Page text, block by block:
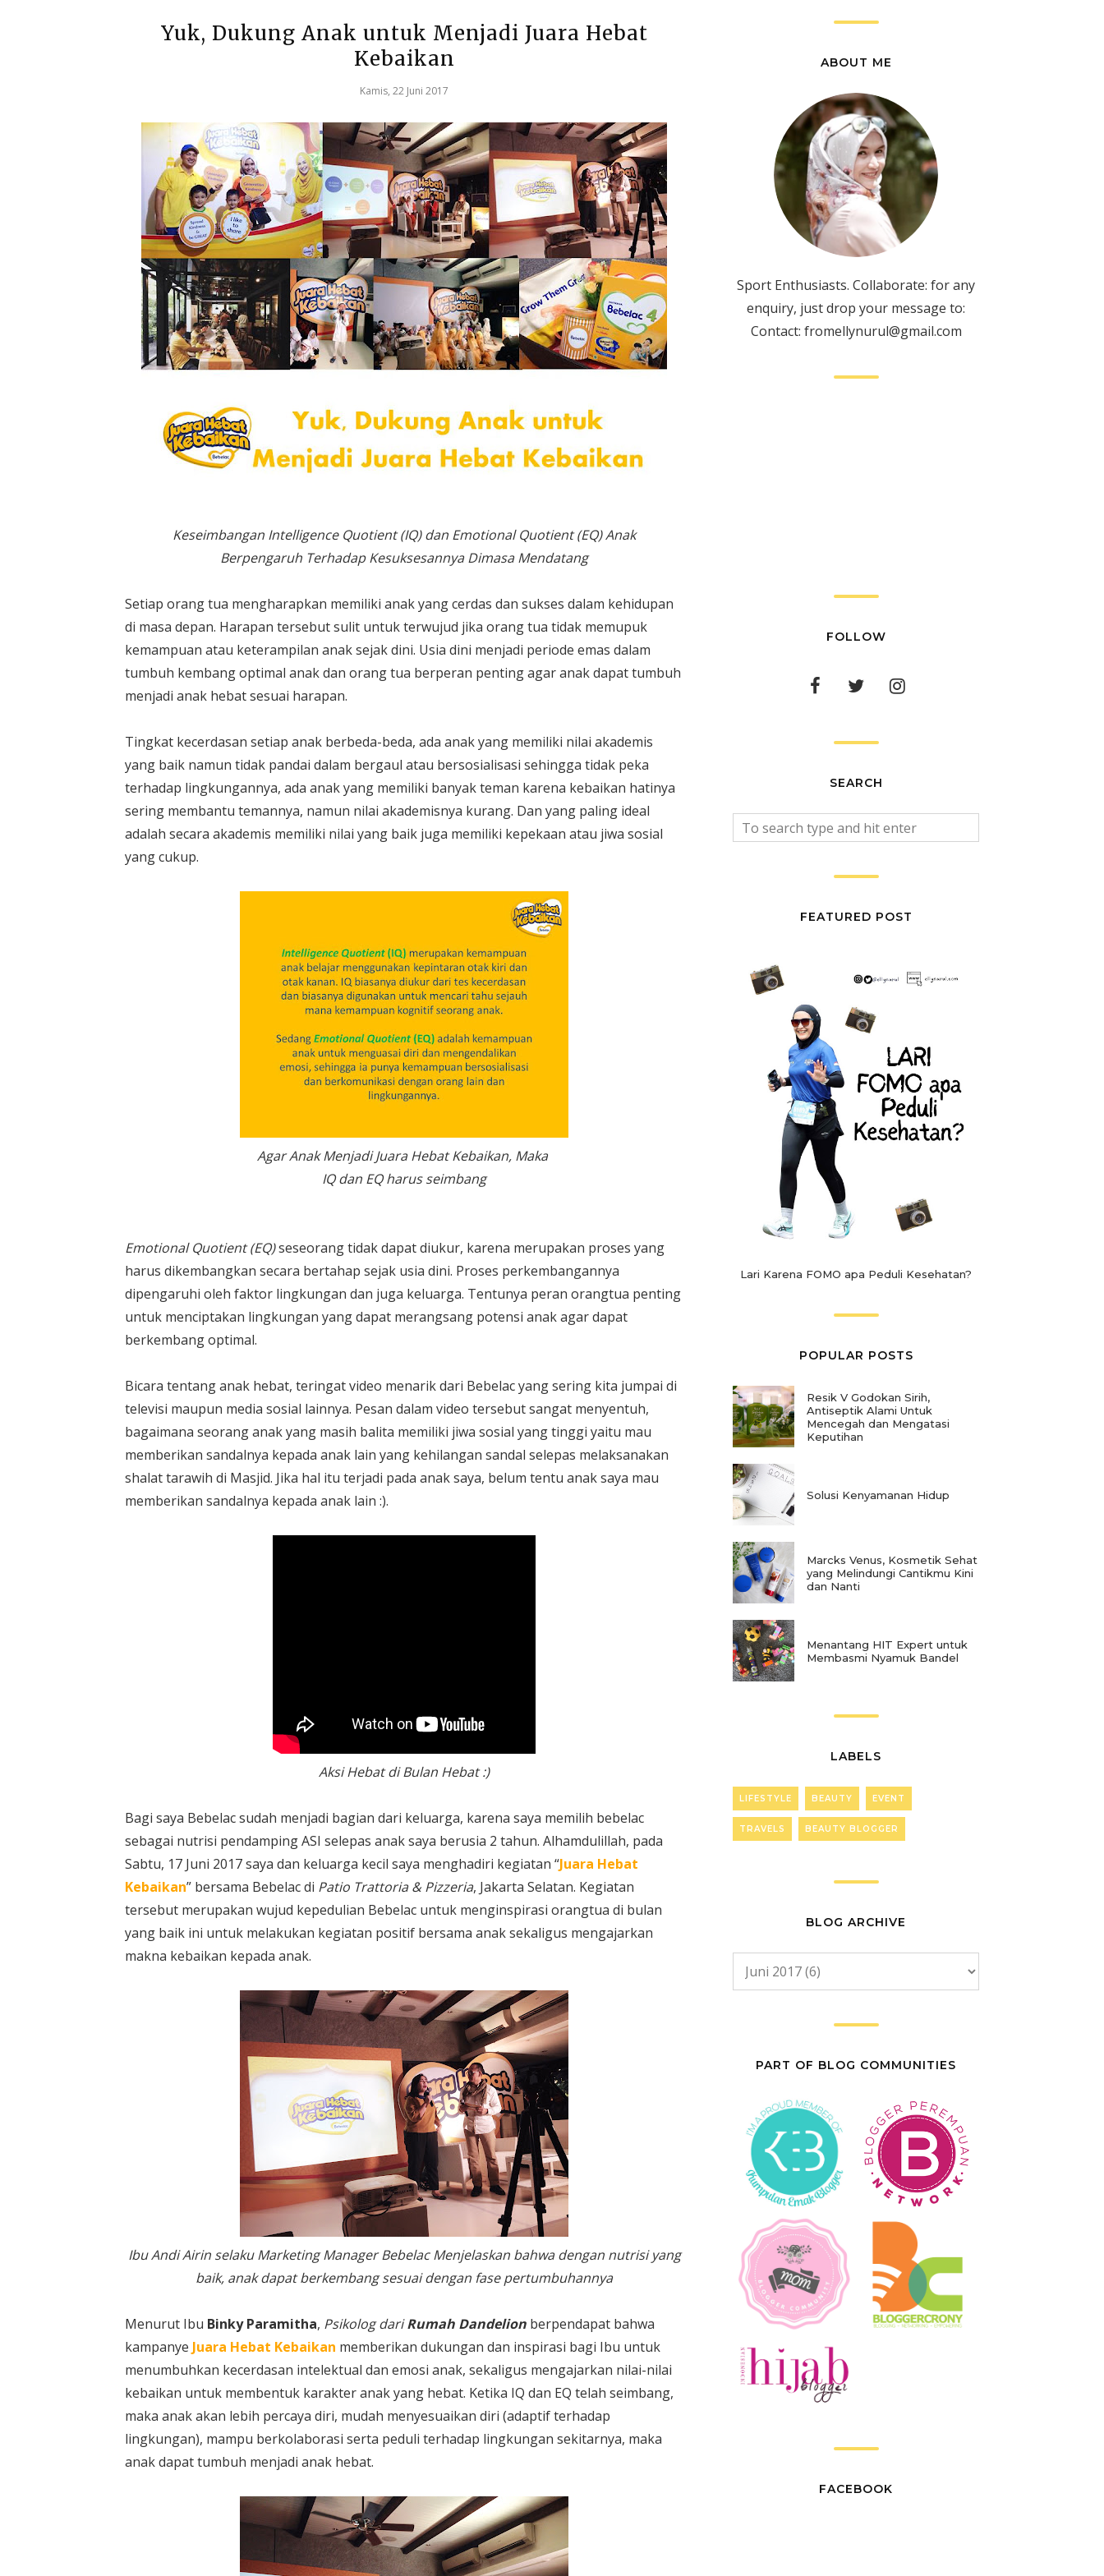
Yuk, Dukung Anak untuk Menjadi Juara Hebat
Kebaikan
Kamis, 22 Juni 2017
Keseimbangan Intelligence Quotient (IQ) dan Emotional Quotient (EQ) Anak
Berpengaruh Terhadap Kesuksesannya Dimasa Mendatang
Setiap orang tua mengharapkan memiliki anak yang cerdas dan sukses dalam kehidupan
di masa depan. Harapan tersebut sulit untuk terwujud jika orang tua tidak memupuk
kemampuan atau keterampilan anak sejak dini. Usia dini menjadi periode emas dalam
tumbuh kembang optimal anak dan orang tua berperan penting agar anak dapat tumbuh
menjadi anak hebat sesuai harapan.
Tingkat kecerdasan setiap anak berbeda-beda, ada anak yang memiliki nilai akademis
yang baik namun tidak pandai dalam bergaul atau bersosialisasi sehingga tidak peka
terhadap lingkungannya, ada anak yang memiliki banyak teman karena kebaikan hatinya
sering membantu temannya, namun nilai akademisnya kurang. Dan yang paling ideal
adalah secara akademis memiliki nilai yang baik juga memiliki kepekaan atau jiwa sosial
yang cukup.
Agar Anak Menjadi Juara Hebat Kebaikan, Maka
IQ dan EQ harus seimbang
Emotional Quotient (EQ)seseorang tidak dapat diukur, karena merupakan proses yang
harus dikembangkan secara bertahap sejak usia dini. Proses perkembangannya
dipengaruhi oleh faktor lingkungan dan juga keluarga. Tentunya peran orangtua penting
untuk menciptakan lingkungan yang dapat merangsang potensi anak agar dapat
berkembang optimal.
Bicara tentang anak hebat, teringat video menarik dari Bebelac yang sering kita jumpai di
televisi maupun media sosial lainnya. Pesan dalam video tersebut sangat menyentuh,
bagaimana seorang anak yang masih balita memiliki jiwa sosial yang tinggi yaitu mau
memberikan sandalnya kepada anak lain yang kehilangan sandal selepas melaksanakan
shalat tarawih di Masjid. Jika hal itu terjadi pada anak saya, belum tentu anak saya mau
memberikan sandalnya kepada anak lain :).
Aksi Hebat di Bulan Hebat :)
Bagi saya Bebelac sudah menjadi bagian dari keluarga, karena saya memilih bebelac
sebagai nutrisi pendamping ASI selepas anak saya berusia 2 tahun. Alhamdulillah, pada
Sabtu, 17 Juni 2017 saya dan keluarga kecil saya menghadiri kegiatan “Juara Hebat
Kebaikan” bersama Bebelac di Patio Trattoria & Pizzeria, Jakarta Selatan. Kegiatan
tersebut merupakan wujud kepedulian Bebelac untuk menginspirasi orangtua di bulan
yang baik ini untuk melakukan kegiatan positif bersama anak sekaligus mengajarkan
makna kebaikan kepada anak.
Ibu Andi Airin selaku Marketing Manager Bebelac Menjelaskan bahwa dengan nutrisi yang
baik, anak dapat berkembang sesuai dengan fase pertumbuhannya
Menurut Ibu Binky Paramitha, Psikolog dariRumah Dandelion berpendapat bahwa
kampanye Juara Hebat Kebaikan memberikan dukungan dan inspirasi bagi Ibu untuk
menumbuhkan kecerdasan intelektual dan emosi anak, sekaligus mengajarkan nilai-nilai
kebaikan untuk membentuk karakter anak yang hebat. Ketika IQ dan EQ telah seimbang,
maka anak akan lebih percaya diri, mudah menyesuaikan diri (adaptif terhadap
lingkungan), mampu berkolaborasi serta peduli terhadap lingkungan sekitarnya, maka
anak dapat tumbuh menjadi anak hebat.
ABOUT ME
Sport Enthusiasts. Collaborate: for any
enquiry, just drop your message to:
Contact: fromellynurul@gmail.com
FOLLOW
SEARCH
FEATURED POST
Lari Karena FOMO apa Peduli Kesehatan?
POPULAR POSTS
Resik V Godokan Sirih,
Antiseptik Alami Untuk
Mencegah dan Mengatasi
Keputihan
Solusi Kenyamanan Hidup
Marcks Venus, Kosmetik Sehat
yang Melindungi Cantikmu Kini
dan Nanti
Menantang HIT Expert untuk
Membasmi Nyamuk Bandel
LABELS
LIFESTYLE BEAUTY EVENT
TRAVELS BEAUTY BLOGGER
BLOG ARCHIVE
PART OF BLOG COMMUNITIES
FACEBOOK